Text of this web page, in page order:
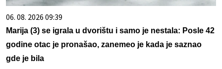
06. 08. 2026 09:39
Marija (3) se igrala u dvorištu i samo je nestala: Posle 42
godine otac je pronašao, zanemeo je kada je saznao
gde je bila